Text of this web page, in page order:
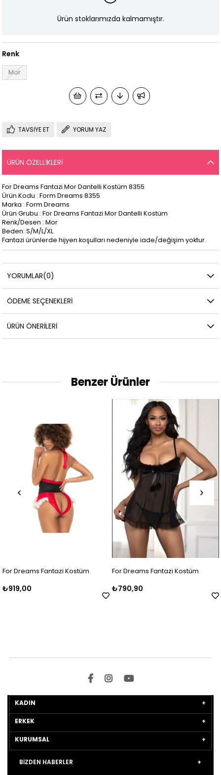
Ürün stoklarımızda kalmamıştır.
Renk
Mor
TAVSIYE ET YORUM YAZ
ÜRÜN ÖZELLIKLERI
For Dreams Fantazi Mor Dantelli Kostüm 8355
Ürün Kodu : Form Dreams 8355
Marka : Form Dreams
Ürün Grubu : For Dreams Fantazi Mor Dantelli Kostüm
Renk/Desen : Mor
Beden: S/M/L/XL
Fantazi ürünlerde hijyen koşulları nedeniyle iade/değişim yoktur.
YORUMLAR(0)
ÖDEME SEÇENEKLERI
ÜRÜN ÖNERILERI
Benzer Ürünler
Dreams Fantazi Kostüm For Dreams Fantazi Kostüm
₺790,90
KADIN
ERKEK
KURUMSAL
BİZDEN HABERLER